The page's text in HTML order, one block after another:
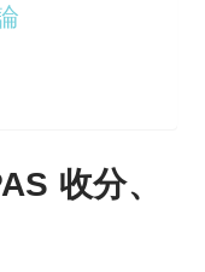
收分、